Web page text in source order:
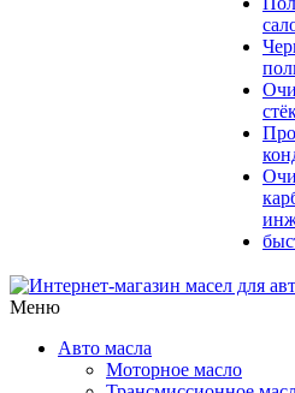
Меню
Авто масла
Моторное масло